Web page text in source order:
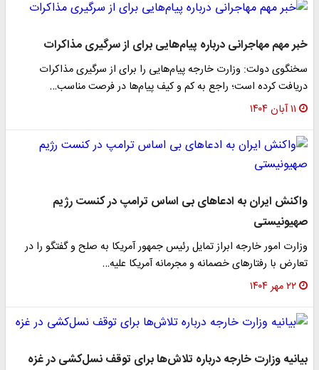
خبر مهم مهاجرانی درباره پیام‌هایی برای از سرگیری مذاکرات
سخنگوی دولت: وزارت خارجه پیام‌هایی را برای از سرگیری مذاکرات
دریافت کرده است؛ راجع به کم و کیف پیام‌ها در فرصت مناسب…
۱۱ آبان ۱۴۰۴
واکنش ایران به ادعاهای بی اساس ترامپ در کنست رژیم
صهیونیستی
وزارت امور خارجه ابراز تمایل رئیس جمهور آمریکا به صلح و گفتگو را در
تعارض با رفتارهای خصمانه و مجرمانه آمریکا علیه…
۲۲ مهر ۱۴۰۴
بیانیه وزارت خارجه درباره تلاش‌ها برای توقف نسل‌کشی در غزه